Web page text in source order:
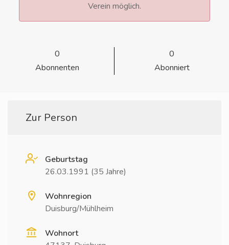
Verein möglich.
0
Abonnenten
0
Abonniert
Zur Person
Geburtstag
26.03.1991 (35 Jahre)
Wohnregion
Duisburg/Mühlheim
Wohnort